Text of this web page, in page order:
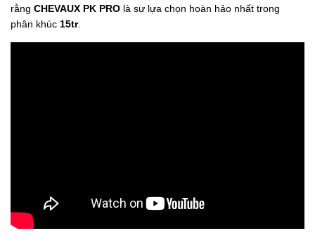
rằng CHEVAUX PK PRO là sự lựa chọn hoàn hảo nhất trong
phân khúc 15tr.